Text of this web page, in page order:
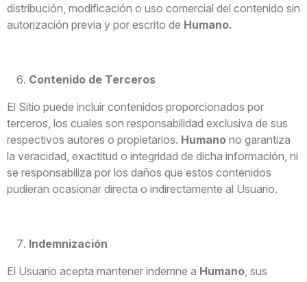
distribución, modificación o uso comercial del contenido sin
autorización previa y por escrito de Humano.
Contenido de Terceros
El Sitio puede incluir contenidos proporcionados por
terceros, los cuales son responsabilidad exclusiva de sus
respectivos autores o propietarios. Humano no garantiza
la veracidad, exactitud o integridad de dicha información, ni
se responsabiliza por los daños que estos contenidos
pudieran ocasionar directa o indirectamente al Usuario.
Indemnización
El Usuario acepta mantener indemne a Humano , sus